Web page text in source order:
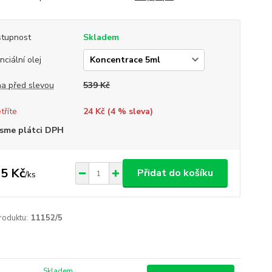
Skladem
olej
před slevou 539 Kč
24 Kč (4% sleva)
plátci DPH
Kč/ks Přidat do košíku
11152/5